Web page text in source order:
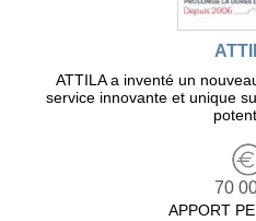
ATTILA a inventé un
service innovante et unique
70
APPORT